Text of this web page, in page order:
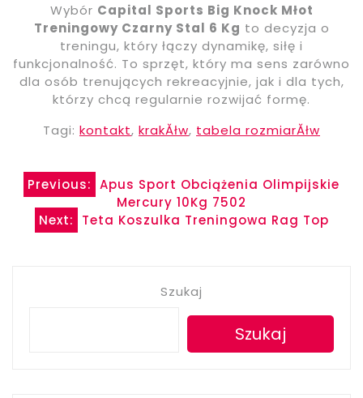
Wybór Capital Sports Big Knock Młot
Treningowy Czarny Stal 6 Kg to decyzja o
treningu, który łączy dynamikę, siłę i
funkcjonalność. To sprzęt, który ma sens zarówno
dla osób trenujących rekreacyjnie, jak i dla tych,
którzy chcą regularnie rozwijać formę.
Tagi: kontakt, krakĂłw, tabela rozmiarĂłw
Nawigacja
wpisu
Previous: Apus Sport Obciążenia Olimpijskie
Mercury 10Kg 7502
Next:
Teta Koszulka Treningowa Rag Top
Szukaj
Szukaj